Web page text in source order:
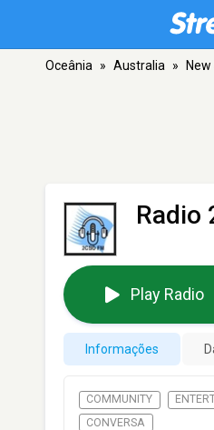
Oceânia » Australia »
Radio
Play Radio
Informações
COMMUNITY
CONVERSA